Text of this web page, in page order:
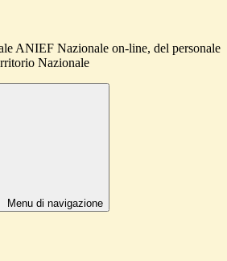
ANIEF Nazionale on-line, del personale
Nazionale
Menu di navigazione